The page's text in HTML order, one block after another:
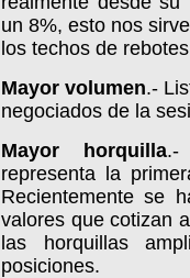
un 8%, esto nos
los techos de
Mayor volumen.-
negociados de la
Mayor horquilla.-
representa la
Recientemente se
valores que cotizan
las horquillas
posiciones.